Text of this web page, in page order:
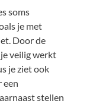
soms
je met
Door de
veilig werkt
je ziet ook
een
stellen